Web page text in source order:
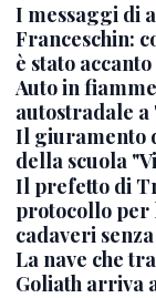
I messaggi di
Franceschin:
è stato
Auto in
autostradale
Il giuramento
della scuola
Il prefetto di
protocollo per
cadaveri
La nave che
Goliath arriva